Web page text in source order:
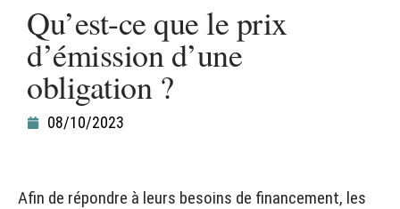
Qu’est-ce que le prix
d’émission d’une
obligation ?
08/10/2023
Afin de répondre à leurs besoins de financement, les